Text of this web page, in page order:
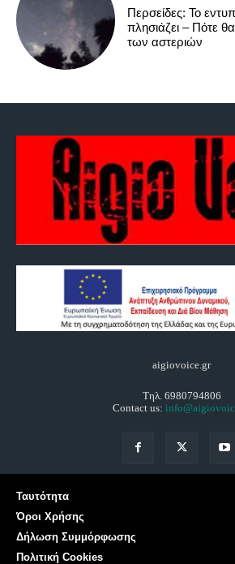
Περσείδες: Το
πλησιάζει – Πότε
των αστεριών
aigiovoice.gr
Τηλ. 6980794806
Contact us:
Ταυτότητα
Όροι Χρήσης
Δήλωση Συμμόρφωσης
Πολιτική Cookies